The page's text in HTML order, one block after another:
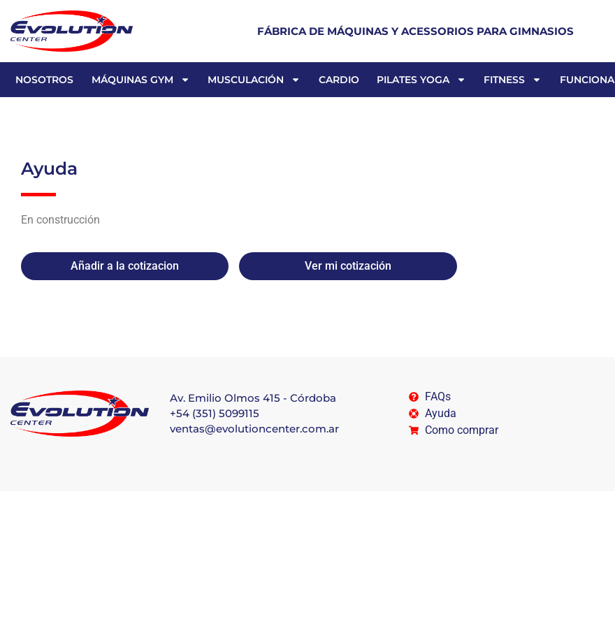
FÁBRICA DE MÁQUINAS Y ACESSORIOS PARA GIMNASIOS
NOSOTROS MÁQUINAS GYM MUSCULACIÓN CARDIO PILATES YOGA FITNESS
Ayuda
En construcción
Añadir a la cotizacion Ver mi cotización
Av. Emilio Olmos 415 - Córdoba
+54 (351) 5099115
ventas@evolutioncenter.com.ar
FAQs
Ayuda
Como comprar